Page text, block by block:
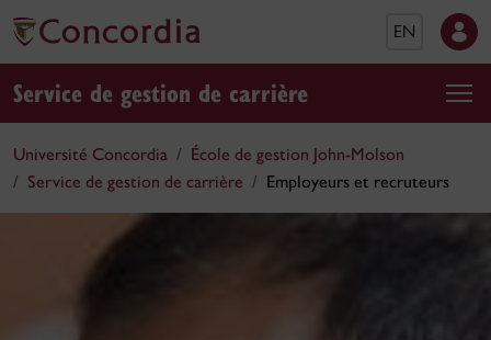
EN
Service de gestion de carrière
Université Concordia
École de gestion John-Molson
Service de gestion de carrière
Employeurs et recruteurs